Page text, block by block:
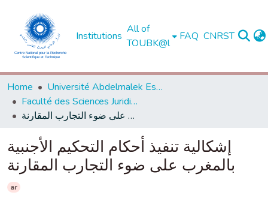
Institutions
All of
TOUBK@l
FAQ CNRST
Home
Université Abdelmalek Essaadi - Tétouan
Faculté des Sciences Juridiques, Economiques et Sociales - Tanger
إشكالية تنفيذ أحكام التحكيم الأجنبية بالمغرب على ضوء التجارب المقارنة
إشكالية تنفيذ أحكام التحكيم الأجنبية
بالمغرب على ضوء التجارب المقارنة
ar